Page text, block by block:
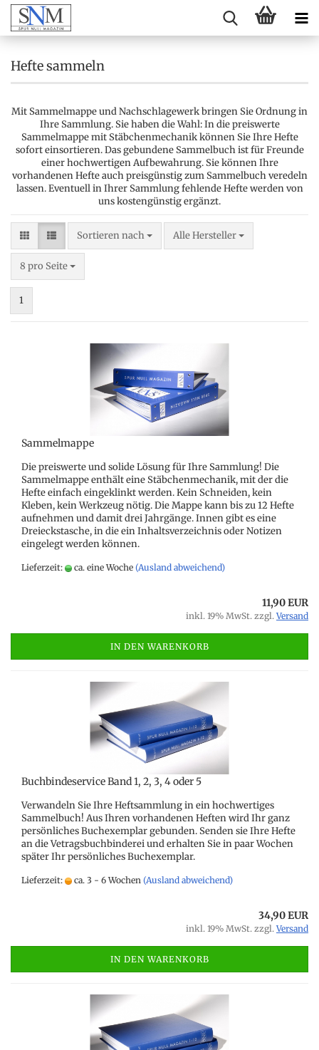
Hefte sammeln
Mit Sammelmappe und Nachschlagewerk bringen Sie Ordnung in
Ihre Sammlung. Sie haben die Wahl: In die preiswerte
Sammelmappe mit Stäbchenmechanik können Sie Ihre Hefte
sofort einsortieren. Das gebundene Sammelbuch ist für Freunde
einer hochwertigen Aufbewahrung. Sie können Ihre
vorhandenen Hefte auch preisgünstig zum Sammelbuch veredeln
lassen. Eventuell in Ihrer Sammlung fehlende Hefte werden von
uns kostengünstig ergänzt.
Sortieren nach
Sortieren nach Alle Hersteller
8 pro Seite
pro Seite
1
Sammelmappe
Die preiswerte und solide Lösung für Ihre Sammlung! Die
Sammelmappe enthält eine Stäbchenmechanik, mit der die
Hefte einfach eingeklinkt werden. Kein Schneiden, kein
Kleben, kein Werkzeug nötig. Die Mappe kann bis zu 12 Hefte
aufnehmen und damit drei Jahrgänge. Innen gibt es eine
Dreieckstasche, in die ein Inhaltsverzeichnis oder Notizen
eingelegt werden können.
Lieferzeit: ca. eine Woche (Ausland abweichend)
11,90 EUR
inkl. 19% MwSt. zzgl.Versand
IN DEN WARENKORB
Buchbindeservice Band 1, 2, 3, 4 oder 5
Verwandeln Sie Ihre Heftsammlung in ein hochwertiges
Sammelbuch! Aus Ihren vorhandenen Heften wird Ihr ganz
persönliches Buchexemplar gebunden. Senden sie Ihre Hefte
an die Vetragsbuchbinderei und erhalten Sie in paar Wochen
später Ihr persönliches Buchexemplar.
Lieferzeit: ca. 3 - 6 Wochen (Ausland abweichend)
34,90 EUR
inkl. 19% MwSt. zzgl.Versand
IN DEN WARENKORB